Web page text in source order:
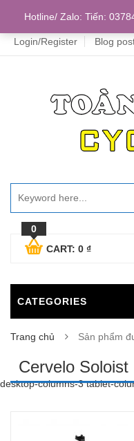
Login/Register Blog
0
CART: 0 ₫
CATEGORIES
Trang chủ Sản phẩm
Cervelo Soloist
desktop-columns-3 tablet-
Hotline/ Zalo: Tiến: